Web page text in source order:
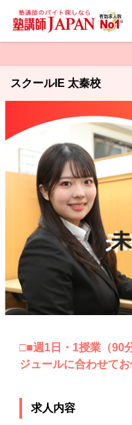
スクールIE 太秦校
□■週1日・1授業（90
ジュールに合わせて
求人内容